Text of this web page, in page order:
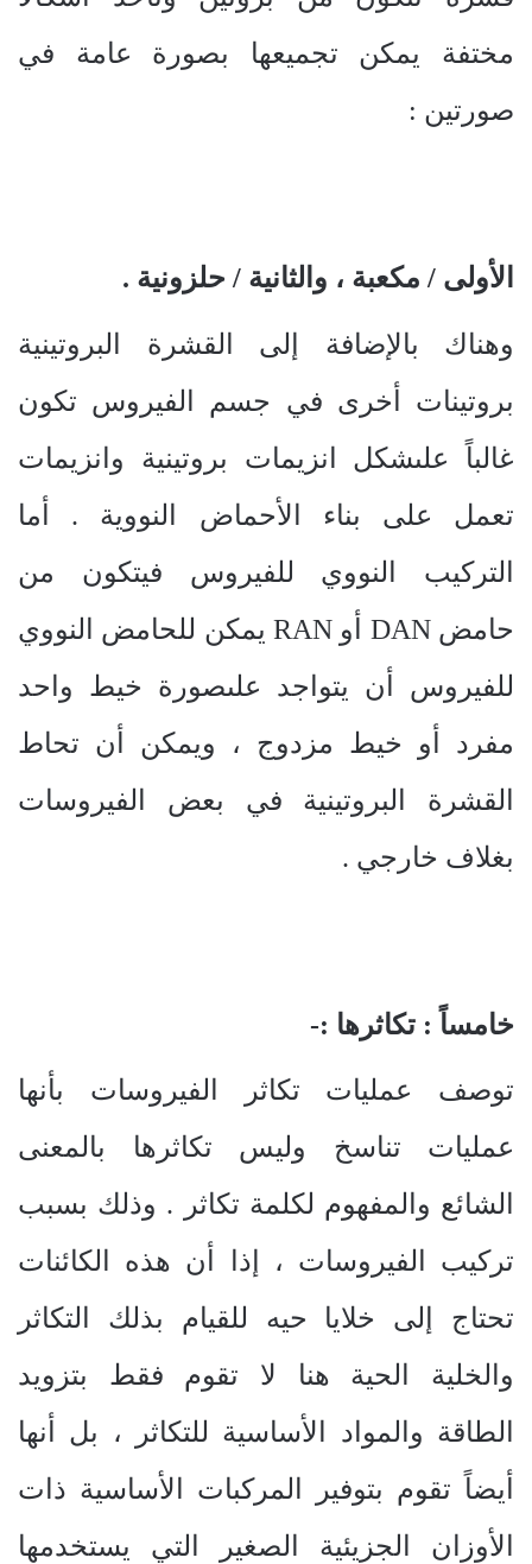
مختفة يمكن تجميعها بصورة عامة في
صورتين :
الأولى / مكعبة ، والثانية / حلزونية .
وهناك بالإضافة إلى القشرة البروتينية
بروتينات أخرى في جسم الفيروس تكون
غالباً علىشكل انزيمات بروتينية وانزيمات
تعمل على بناء الأحماض النووية . أما
التركيب النووي للفيروس فيتكون من
حامضDAN أو RAN يمكن للحامض النووي
للفيروس أن يتواجد علىصورة خيط واحد
مفرد أو خيط مزدوج ، ويمكن أن تحاط
القشرة البروتينية في بعض الفيروسات
بغلاف خارجي .
خامساً : تكاثرها :-
توصف عمليات تكاثر الفيروسات بأنها
عمليات تناسخ وليس تكاثرها بالمعنى
الشائع والمفهوم لكلمة تكاثر . وذلك بسبب
تركيب الفيروسات ، إذا أن هذه الكائنات
تحتاج إلى خلايا حيه للقيام بذلك التكاثر
والخلية الحية هنا لا تقوم فقط بتزويد
الطاقة والمواد الأساسية للتكاثر ، بل أنها
أيضاً تقوم بتوفير المركبات الأساسية ذات
الأوزان الجزيئية الصغير التي يستخدمها